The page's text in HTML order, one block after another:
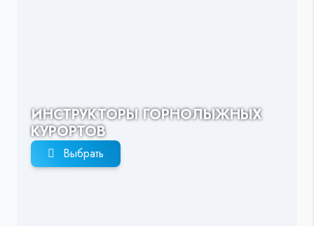
ИНСТРУКТОРЫ ГОРНОЛЫЖНЫХ
КУРОРТОВ
Выбрать